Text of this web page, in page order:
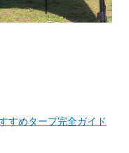
すめタープ完全ガイド